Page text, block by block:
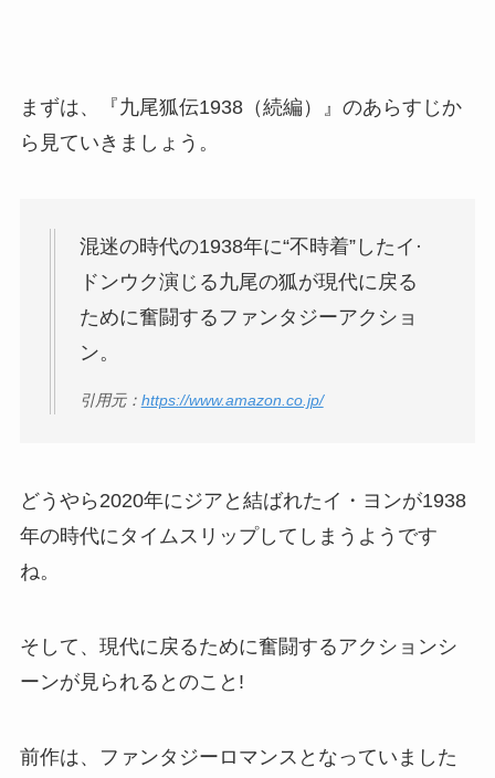
まずは、『九尾狐伝1938（続編）』のあらすじか
ら見ていきましょう。
混迷の時代の1938年に“不時着”したイ·
ドンウク演じる九尾の狐が現代に戻る
ために奮闘するファンタジーアクショ
ン。
引用元： https://www.amazon.co.jp/
どうやら2020年にジアと結ばれたイ・ヨンが1938
年の時代にタイムスリップしてしまうようです
ね。
そして、現代に戻るために奮闘するアクションシ
ーンが見られるとのこと!
前作は、ファンタジーロマンスとなっていました